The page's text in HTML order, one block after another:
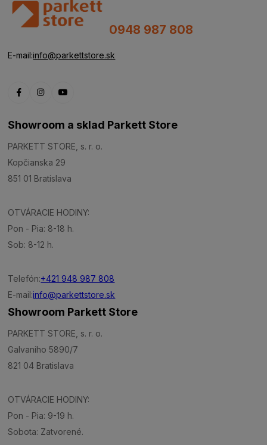
0948 987 808
E-mail:info@parkettstore.sk
Showroom a sklad Parkett Store
PARKETT STORE, s. r. o.
Kopčianska 29
851 01 Bratislava
OTVÁRACIE HODINY:
Pon - Pia: 8-18 h.
Sob: 8-12 h.
Telefón:+421 948 987 808
E-mail:info@parkettstore.sk
Showroom Parkett Store
PARKETT STORE, s. r. o.
Galvaniho 5890/7
821 04 Bratislava
OTVÁRACIE HODINY:
Pon - Pia: 9-19 h.
Sobota: Zatvorené.